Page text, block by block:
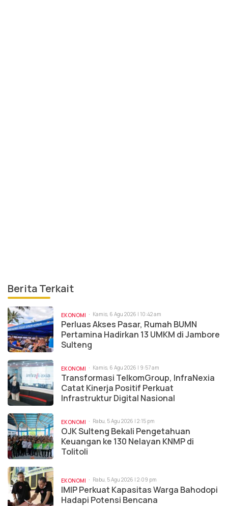
Berita Terkait
EKONOMI Kamis, 6 Agu 2026 | 10:42 am
Perluas Akses Pasar, Rumah BUMN
Pertamina Hadirkan 13 UMKM di Jambore
Sulteng
EKONOMI Kamis, 6 Agu 2026 | 9:57 am
Transformasi TelkomGroup, InfraNexia
Catat Kinerja Positif Perkuat
Infrastruktur Digital Nasional
EKONOMI Rabu, 5 Agu 2026 | 2:15 pm
OJK Sulteng Bekali Pengetahuan
Keuangan ke 130 Nelayan KNMP di
Tolitoli
EKONOMI Rabu, 5 Agu 2026 | 2:09 pm
IMIP Perkuat Kapasitas Warga Bahodopi
Hadapi Potensi Bencana